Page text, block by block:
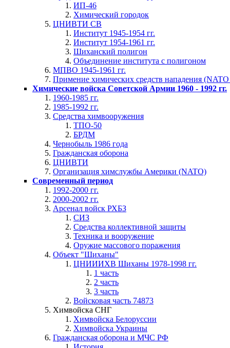
ИП-46
Химический городок
ЦНИВТИ СВ
Институт 1945-1954 гг.
Институт 1954-1961 гг.
Шиханский полигон
Объединение института с полигоном
МПВО 1945-1961 гг.
Примение химических средств нападения
Химические войска Советской Армии 1960 - 1992 гг.
1960-1985 гг.
1985-1992 гг.
Средства химвооружения
ТПО-50
БРДМ
Чернобыль 1986 года
Гражданская оборона
ЦНИВТИ
Организация химслужбы Америки (NATO)
Современный период
1992-2000 гг.
2000-2002 гг.
Арсенал войск РХБЗ
СИЗ
Средства коллективной защиты
Техника и вооружение
Оружие массового поражения
Объект "Шиханы"
ЦНИИИХВ Шиханы 1978-1998 гг.
1 часть
2 часть
3 часть
Войсковая часть 74873
Химвойска СНГ
Химвойска Белоруссии
Химвойска Украины
Гражданская оборона и МЧС РФ